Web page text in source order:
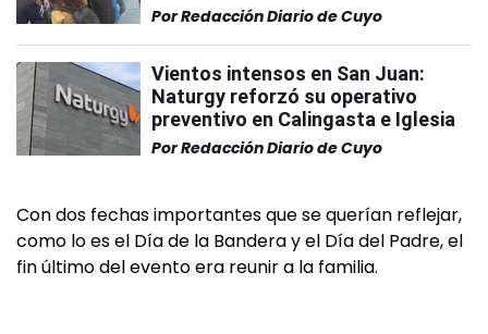
PorRedacción Diario de Cuyo
Vientos intensos en San Juan:
Naturgy reforzó su operativo
preventivo en Calingasta e Iglesia
PorRedacción Diario de Cuyo
Con dos fechas importantes que se querían reflejar,
como lo es el Día de la Bandera y el Día del Padre, el
fin último del evento era reunir a la familia.